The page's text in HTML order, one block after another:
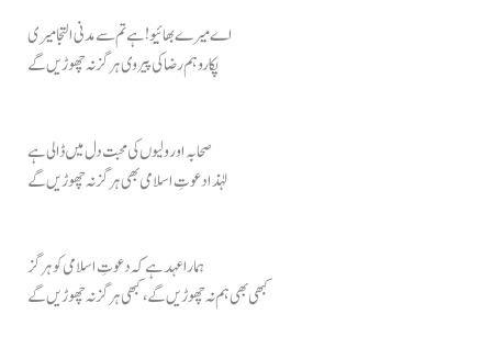
اے میرے بھائیو! ہے تم سے مدنی التجا میری
پکارو ہم رضا کی پیروی ہرگز نہ چھوڑیں گے
صحابہ اور ولیوں کی محبت دل میں ڈالی ہے
لہٰذا دعوتِ اسلامی بھی ہرگز نہ چھوڑیں گے
ہمارا عہد ہے کہ دعوتِ اسلامی کو ہرگز
کبھی بھی ہم نہ چھوڑیں گے، کبھی ہرگز نہ چھوڑیں گے